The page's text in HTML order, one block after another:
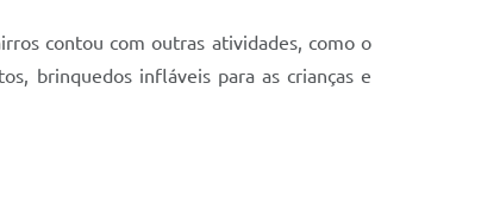
contou com outras atividades, como o
brinquedos infláveis para as crianças e